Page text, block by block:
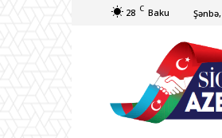
28 C Baku